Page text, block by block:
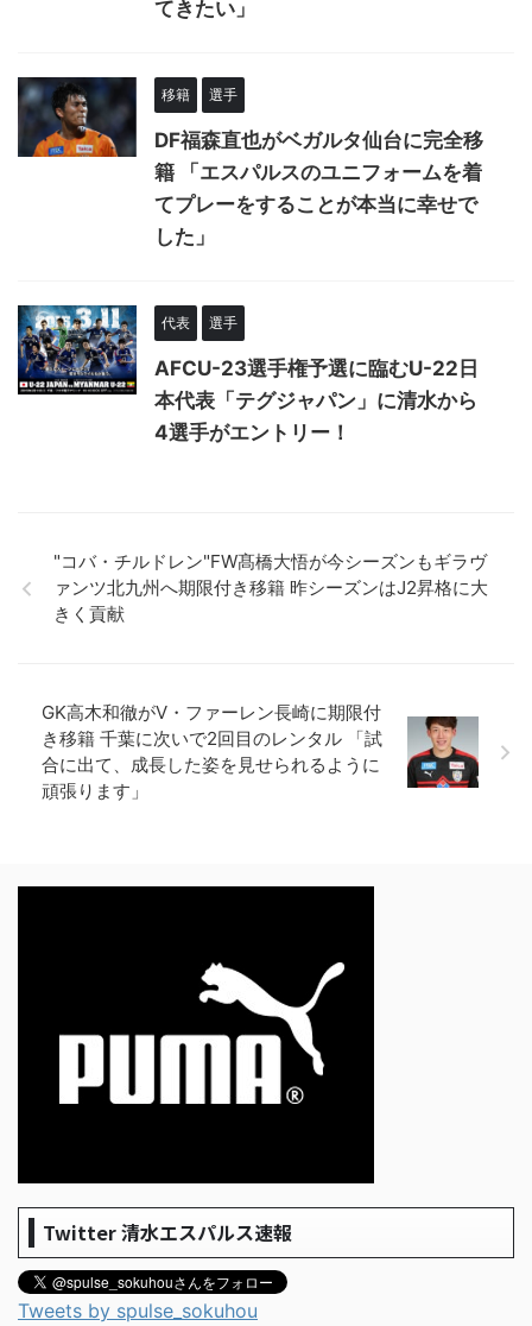
てきたい」
移籍 選手
DF福森直也がベガルタ仙台に完全移
籍 「エスパルスのユニフォームを着
てプレーをすることが本当に幸せで
した」
代表 選手
AFCU-23選手権予選に臨むU-22日
本代表「テグジャパン」に清水から
4選手がエントリー！
"コバ・チルドレン"FW髙橋大悟が今シーズンもギラヴ
ァンツ北九州へ期限付き移籍 昨シーズンはJ2昇格に大
きく貢献
GK高木和徹がV・ファーレン長崎に期限付
き移籍 千葉に次いで2回目のレンタル 「試
合に出て、成長した姿を見せられるように
頑張ります」
Twitter 清水エスパルス速報
Tweets by spulse_sokuhou